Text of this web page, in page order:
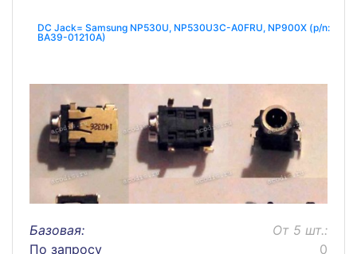
DC Jack= Samsung NP530U, NP530U3C-A0FRU, NP900X (p/n:
BA39-01210A)
Базовая:
По запросу
От 5 шт.:
0